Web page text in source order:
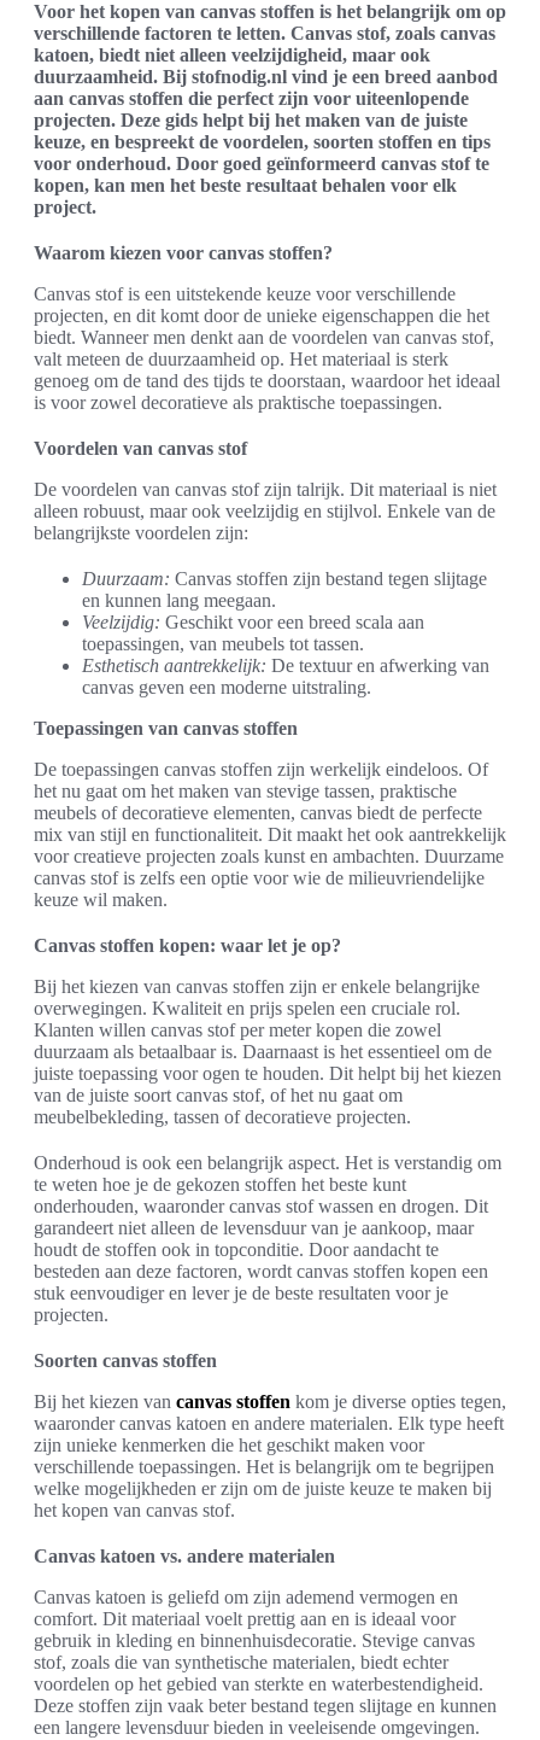
Voor het kopen van canvas stoffen is het belangrijk om op
verschillende factoren te letten. Canvas stof, zoals canvas
katoen, biedt niet alleen veelzijdigheid, maar ook
duurzaamheid. Bij stofnodig.nl vind je een breed aanbod
aan canvas stoffen die perfect zijn voor uiteenlopende
projecten. Deze gids helpt bij het maken van de juiste
keuze, en bespreekt de voordelen, soorten stoffen en tips
voor onderhoud. Door goed geïnformeerd canvas stof te
kopen, kan men het beste resultaat behalen voor elk
project.
Waarom kiezen voor canvas stoffen?
Canvas stof is een uitstekende keuze voor verschillende
projecten, en dit komt door de unieke eigenschappen die het
biedt. Wanneer men denkt aan de voordelen van canvas stof,
valt meteen de duurzaamheid op. Het materiaal is sterk
genoeg om de tand des tijds te doorstaan, waardoor het ideaal
is voor zowel decoratieve als praktische toepassingen.
Voordelen van canvas stof
De voordelen van canvas stof zijn talrijk. Dit materiaal is niet
alleen robuust, maar ook veelzijdig en stijlvol. Enkele van de
belangrijkste voordelen zijn:
Duurzaam: Canvas stoffen zijn bestand tegen slijtage
en kunnen lang meegaan.
Veelzijdig: Geschikt voor een breed scala aan
toepassingen, van meubels tot tassen.
Esthetisch aantrekkelijk: De textuur en afwerking van
canvas geven een moderne uitstraling.
Toepassingen van canvas stoffen
De toepassingen canvas stoffen zijn werkelijk eindeloos. Of
het nu gaat om het maken van stevige tassen, praktische
meubels of decoratieve elementen, canvas biedt de perfecte
mix van stijl en functionaliteit. Dit maakt het ook aantrekkelijk
voor creatieve projecten zoals kunst en ambachten. Duurzame
canvas stof is zelfs een optie voor wie de milieuvriendelijke
keuze wil maken.
Canvas stoffen kopen: waar let je op?
Bij het kiezen van canvas stoffen zijn er enkele belangrijke
overwegingen. Kwaliteit en prijs spelen een cruciale rol.
Klanten willen canvas stof per meter kopen die zowel
duurzaam als betaalbaar is. Daarnaast is het essentieel om de
juiste toepassing voor ogen te houden. Dit helpt bij het kiezen
van de juiste soort canvas stof, of het nu gaat om
meubelbekleding, tassen of decoratieve projecten.
Onderhoud is ook een belangrijk aspect. Het is verstandig om
te weten hoe je de gekozen stoffen het beste kunt
onderhouden, waaronder canvas stof wassen en drogen. Dit
garandeert niet alleen de levensduur van je aankoop, maar
houdt de stoffen ook in topconditie. Door aandacht te
besteden aan deze factoren, wordt canvas stoffen kopen een
stuk eenvoudiger en lever je de beste resultaten voor je
projecten.
Soorten canvas stoffen
Bij het kiezen van canvas stoffen kom je diverse opties tegen,
waaronder canvas katoen en andere materialen. Elk type heeft
zijn unieke kenmerken die het geschikt maken voor
verschillende toepassingen. Het is belangrijk om te begrijpen
welke mogelijkheden er zijn om de juiste keuze te maken bij
het kopen van canvas stof.
Canvas katoen vs. andere materialen
Canvas katoen is geliefd om zijn ademend vermogen en
comfort. Dit materiaal voelt prettig aan en is ideaal voor
gebruik in kleding en binnenhuisdecoratie. Stevige canvas
stof, zoals die van synthetische materialen, biedt echter
voordelen op het gebied van sterkte en waterbestendigheid.
Deze stoffen zijn vaak beter bestand tegen slijtage en kunnen
een langere levensduur bieden in veeleisende omgevingen.